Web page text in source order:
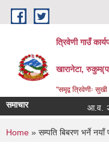
Skip to main content
त्रिवेणी गाउँ
खारानेटा,
"समृद्व त्रिवेणीः सुखी
समाचार
You are here
Home » सम्पति बिबरण भर्ने नयाँ